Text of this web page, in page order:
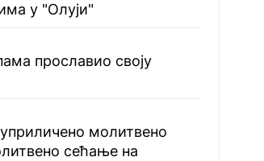
у "Олуји"
прославио своју
молитвено
сећање на